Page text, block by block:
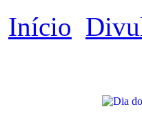
Início